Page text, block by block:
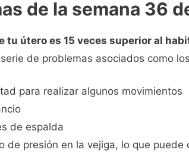
de la semana 36
tu útero es 15 veces superior al
de problemas asociados como
para realizar algunos movimientos
de espalda
de presión en la vejiga, lo que